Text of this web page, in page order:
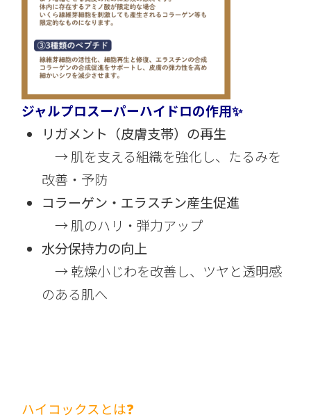
ジャルプロスーパーハイドロの作用✨
リガメント（皮膚支帯）の再生
→ 肌を支える組織を強化し、たるみを
改善・予防
コラーゲン・エラスチン産生促進
→ 肌のハリ・弾力アップ
水分保持力の向上
→ 乾燥小じわを改善し、ツヤと透明感
のある肌へ
ハイコックスとは❓